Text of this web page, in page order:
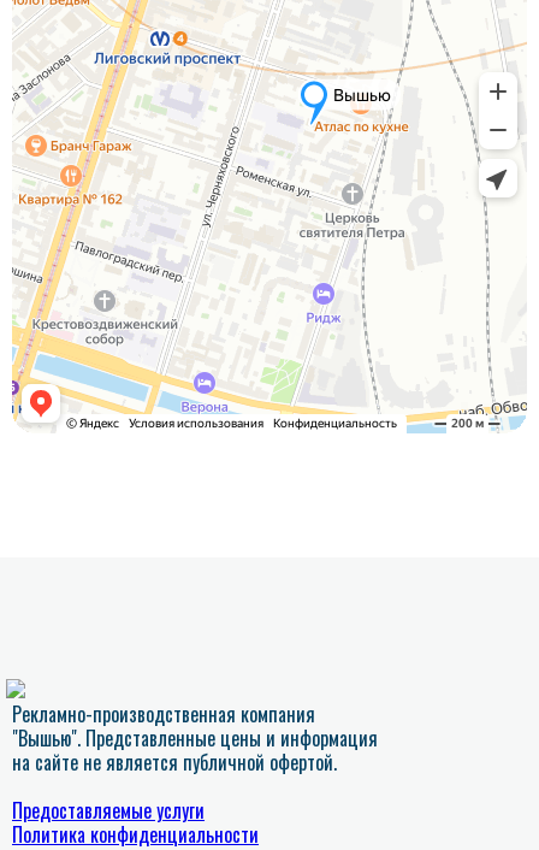
Рекламно-производственная компания
"Вышью". Представленные цены и информация
на сайте не является публичной офертой.
Предоставляемые услуги
Политика конфиденциальности